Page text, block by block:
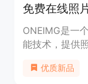
免费在线照
ONEIMG是一
能技术，提供
是工作，相信
优质新品